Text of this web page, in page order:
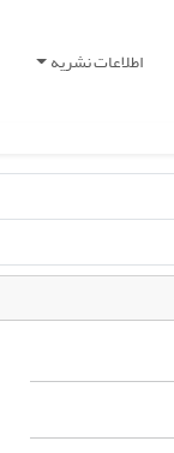
اطلاعات نشریه